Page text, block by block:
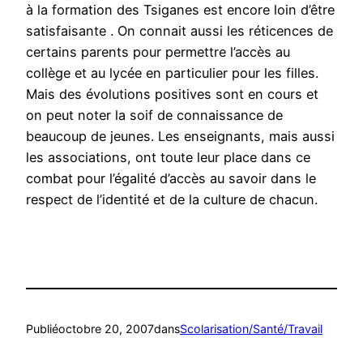
à la formation des Tsiganes est encore loin d’être
satisfaisante . On connait aussi les réticences de
certains parents pour permettre l’accès au
collège et au lycée en particulier pour les filles.
Mais des évolutions positives sont en cours et
on peut noter la soif de connaissance de
beaucoup de jeunes. Les enseignants, mais aussi
les associations, ont toute leur place dans ce
combat pour l’égalité d’accès au savoir dans le
respect de l’identité et de la culture de chacun.
Publiéoctobre 20, 2007dansScolarisation/Santé/Travail